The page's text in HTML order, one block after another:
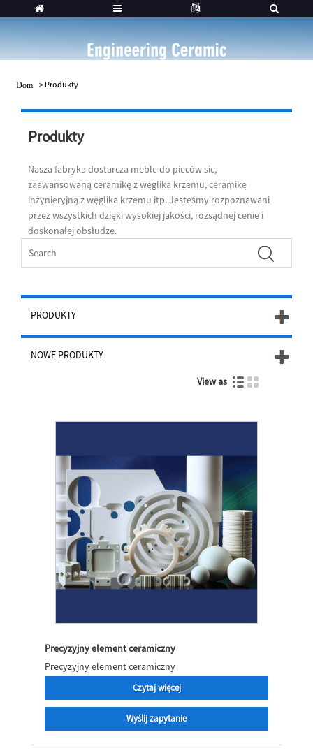
Dom > Produkty
Produkty
Nasza fabryka dostarcza meble do pieców sic,
zaawansowaną ceramikę z węglika krzemu, ceramikę
inżynieryjną z węglika krzemu itp. Jesteśmy rozpoznawani
przez wszystkich dzięki wysokiej jakości, rozsądnej cenie i
doskonałej obsłudze.
PRODUKTY
NOWE PRODUKTY
View as
Precyzyjny element ceramiczny
Precyzyjny element ceramiczny
Czytaj więcej
Wyślij zapytanie